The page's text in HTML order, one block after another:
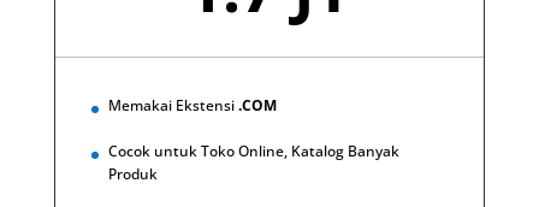
Memakai Ekstensi.COM
Cocok untuk Toko Online, Katalog Banyak
Produk